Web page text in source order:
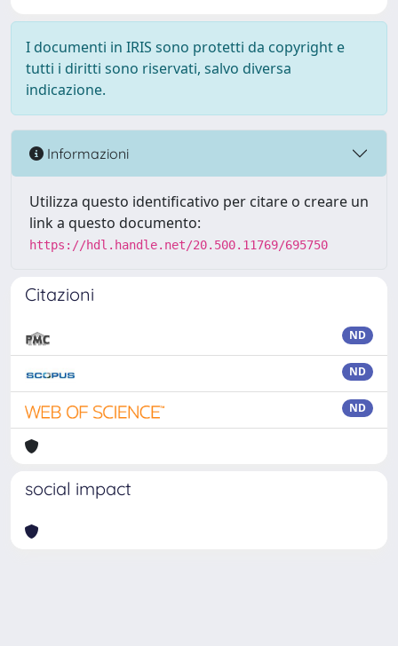
I documenti in IRIS sono protetti da copyright e
tutti i diritti sono riservati, salvo diversa
indicazione.
Informazioni
Utilizza questo identificativo per citare o creare un
link a questo documento:
https://hdl.handle.net/20.500.11769/695750
Citazioni
ND
ND
ND
social impact